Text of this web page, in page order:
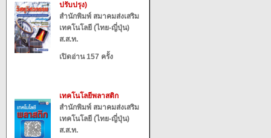
ปรับปรุง)
สำนักพิมพ์ สมาคมส่งเสริม
เทคโนโลยี (ไทย-ญี่ปุ่น)
ส.ส.ท.
เปิดอ่าน 157 ครั้ง
เทคโนโลยีพลาสติก
สำนักพิมพ์ สมาคมส่งเสริม
เทคโนโลยี (ไทย-ญี่ปุ่น)
ส.ส.ท.